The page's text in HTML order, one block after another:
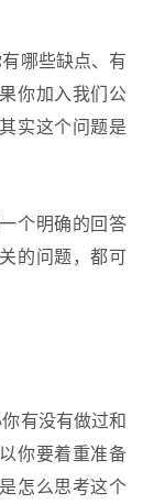
哪些缺点、有
你加入我们公
实这个问题是
个明确的回答
的问题，都可
有没有做过和
你要着重准备
怎么思考这个